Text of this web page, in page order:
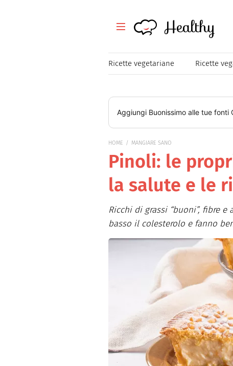
Healthy
Healthy
Ricette vegetariane Ricette
Tutte le ricette
Magazine
Mangiare Sano
Healthy
Consigli
Aggiungi Buonissimo alle tue fonti
HOME MANGIARE SANO
Pinoli: le
la salute e le
Ricchi di grassi “buoni”, fibre
basso il colesterolo e fanno